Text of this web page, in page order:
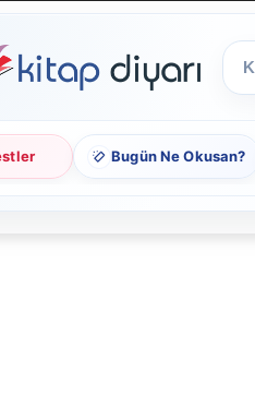
Bugün Ne Okusan?